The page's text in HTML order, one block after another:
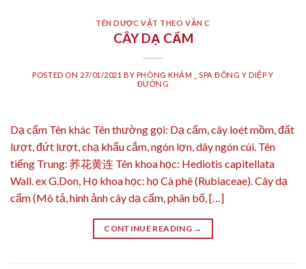
TÊN DƯỢC VẬT THEO VẦN C
CÂY DẠ CẨM
POSTED ON 27/01/2021 BY PHÒNG KHÁM _ SPA ĐÔNG Y DIỆP Y
ĐƯỜNG
Dạ cẩm Tên khác Tên thường gọi: Dạ cẩm, cây loét mồm, đất
lượt, đứt lượt, chạ khẩu cắm, ngón lợn, dây ngón cúi. Tên
tiếng Trung: 荞花黄连 Tên khoa học: Hediotis capitellata
Wall. ex G.Don, Họ khoa học: họ Cà phê (Rubiaceae). Cây dạ
cẩm (Mô tả, hình ảnh cây dạ cẩm, phân bố, […]
CONTINUE READING →